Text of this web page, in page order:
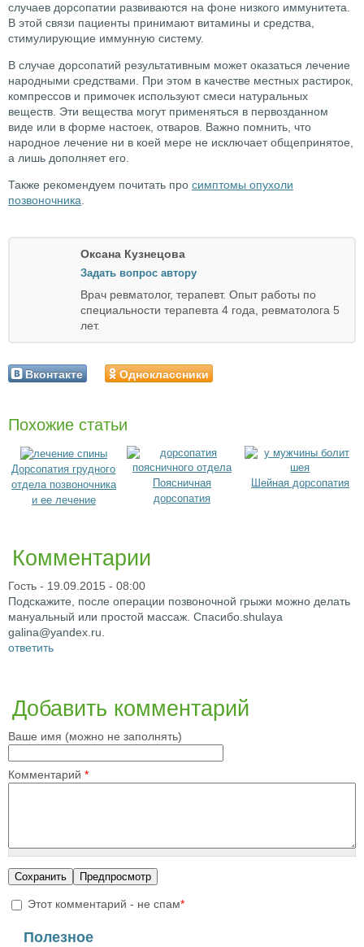
случаев дорсопатии развиваются на фоне низкого иммунитета.
В этой связи пациенты принимают витамины и средства,
стимулирующие иммунную систему.
В случае дорсопатий результативным может оказаться лечение
народными средствами. При этом в качестве местных растирок,
компрессов и примочек используют смеси натуральных
веществ. Эти вещества могут применяться в первозданном
виде или в форме настоек, отваров. Важно помнить, что
народное лечение ни в коей мере не исключает общепринятое,
а лишь дополняет его.
Также рекомендуем почитать про симптомы опухоли
позвоночника.
Оксана Кузнецова
Задать вопрос автору
Врач ревматолог, терапевт. Опыт работы по
специальности терапевта 4 года, ревматолога 5
лет.
Вконтакте Одноклассники
Похожие статьи
Дорсопатия грудного
отдела позвоночника
и ее лечение
Поясничная
дорсопатия
Шейная дорсопатия
Комментарии
Гость - 19.09.2015 - 08:00
Подскажите, после операции позвоночной грыжи можно делать
мануальный или простой массаж. Спасибо.shulaya
galina@yandex.ru.
ответить
Добавить комментарий
Ваше имя (можно не заполнять)
Комментарий *
Этот комментарий - не спам*
Полезное